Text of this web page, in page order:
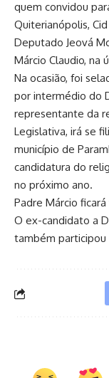
quem convidou
Quiterianópolis,
Deputado Jeová
Márcio Claudio, na
Na ocasião, foi
por intermédio do
representante da
Legislativa, irá se
município de
candidatura do
no próximo ano.
Padre Márcio
O ex-candidato a
também